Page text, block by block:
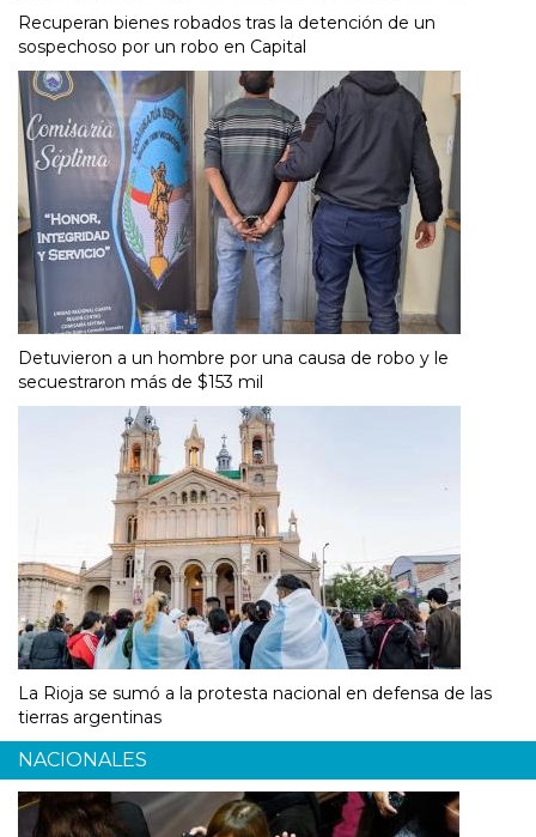
Recuperan bienes robados tras la detención de un
sospechoso por un robo en Capital
Detuvieron a un hombre por una causa de robo y le
secuestraron más de $153 mil
La Rioja se sumó a la protesta nacional en defensa de las
tierras argentinas
NACIONALES